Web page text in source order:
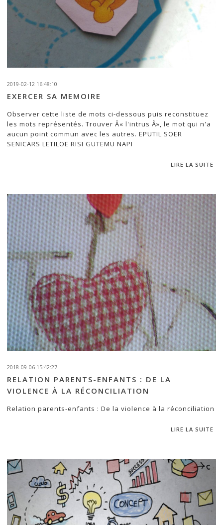
2019-02-12 16:48:10
EXERCER SA MEMOIRE
Observer cette liste de mots ci-dessous puis reconstituez
les mots représentés. Trouver Â« l'intrus Â», le mot qui n'a
aucun point commun avec les autres. EPUTIL SOER
SENICARS LETILOE RISI GUTEMU NAPI
LIRE LA SUITE
2018-09-06 15:42:27
RELATION PARENTS-ENFANTS : DE LA
VIOLENCE À LA RÉCONCILIATION
Relation parents-enfants : De la violence à la réconciliation
LIRE LA SUITE